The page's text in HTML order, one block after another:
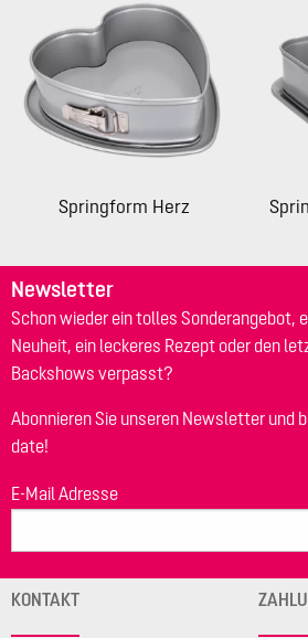
Springform Herz
Newsletter
Schon wieder ein tolles Sonderangebot,
Neuheit, ein leckeres Rezept oder den
Backshows verpasst?
Abonnieren Sie unseren Newsletter und
date!
E-Mail Adresse
KONTAKT